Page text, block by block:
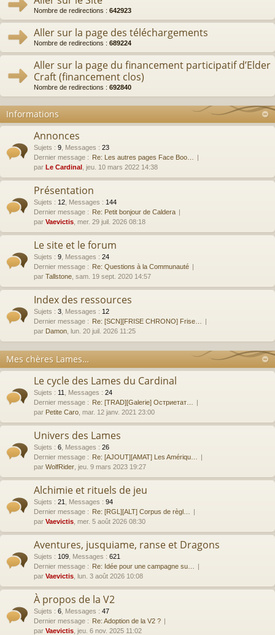
Nombre de redirections : 642923
Aller sur la page des téléchargements
Nombre de redirections : 689224
Aller sur la page du financement participatif d’Elder
Craft (financement clos)
Nombre de redirections : 692840
Informations
Annonces
Sujets : 9 Messages : 23
Dernier message : Re: Les autres pages Face Boo…
par Le Cardinal , jeu. 10 mars 2022 14:38
Présentation
Sujets : 12 Messages : 144
Dernier message : Re: Petit bonjour de Caldera
par Vaevictis , mer. 29 juil. 2026 08:18
Le site et le forum
Sujets : 9 Messages : 24
Dernier message : Re: Questions à la Communauté
par Tallstone , sam. 19 sept. 2020 14:57
Index des ressources
Sujets : 3 Messages : 12
Dernier message : Re: [SCN][FRISE CHRONO] Frise…
par Damon , lun. 20 juil. 2026 11:25
Mes chères Lames…
Le cycle des Lames du Cardinal
Sujets : 11 Messages : 24
Dernier message : Re: [TRAD][Galerie] Остриетат…
par Petite Caro , mar. 12 janv. 2021 23:00
Univers des Lames
Sujets : 6 Messages : 26
Dernier message : Re: [AJOUT][AMAT] Les Amériqu…
par WolfRider , jeu. 9 mars 2023 19:27
Alchimie et rituels de jeu
Sujets : 21 Messages : 94
Dernier message : Re: [RGL][ALT] Corpus de règl…
par Vaevictis , mer. 5 août 2026 08:30
Aventures, jusquiame, ranse et Dragons
Sujets : 109 Messages : 621
Dernier message : Re: Idée pour une campagne su…
par Vaevictis , lun. 3 août 2026 10:08
À propos de la V2
Sujets : 6 Messages : 47
Dernier message : Re: Adoption de la V2 ?
par Vaevictis , jeu. 6 nov. 2025 11:02